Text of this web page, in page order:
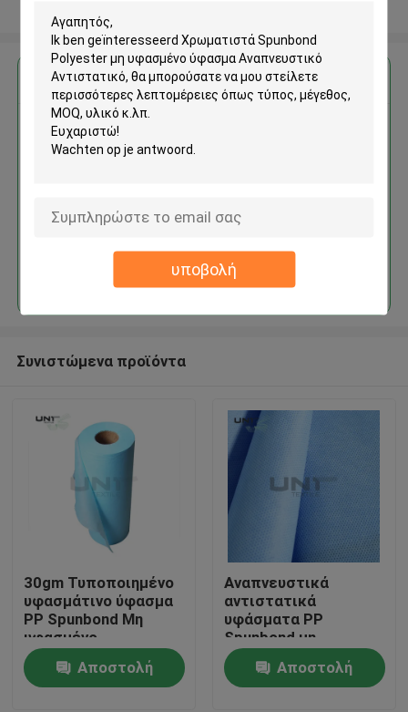
υποβολή
Σπίτι
Προϊόντα
Αποκτήστε την καλύτερη τιμή για
Polyester μη υφασμένο ύφασμα
Να συνεχίσει
Συνιστώμενα προϊόντα
30gm Τυποποιημένο
υφασμάτινο ύφασμα
PP Spunbond Μη
υφασμένο
υφασμάτινο
Αποστολή
Αναπνευστικά
αντιστατικά
υφάσματα PP
Spunbond μη
υφασμένα για υγιεινή
ιατρική λειτουργία
Αποστολή